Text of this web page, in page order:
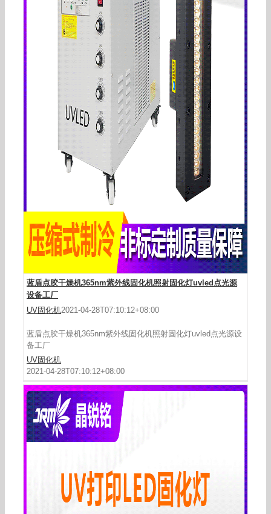
蓝盾点胶干燥机365nm紫外线固化机照射固化灯uvled点光源
设备工厂
UV固化机2021-04-28T07:10:12+08:00
蓝盾点胶干燥机365nm紫外线固化机照射固化灯uvled点光源设
备工厂
UV固化机
2021-04-28T07:10:12+08:00
紫外线uvled固化灯厂家定制395nm烘干设备油墨
喷绘打印UV固化机